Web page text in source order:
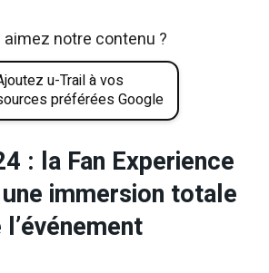
aimez notre contenu ?
u-Trail à vos
préférées Google
: la Fan Experience
immersion totale